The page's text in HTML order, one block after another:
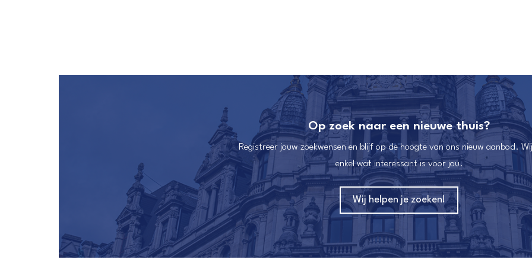
Op zoek naar een nieuwe thuis?
Registreer jouw zoekwensen en blijf op de hoogte van ons nieuw aanbod.
enkel wat interessant is voor jou.
Wij helpen je zoeken!